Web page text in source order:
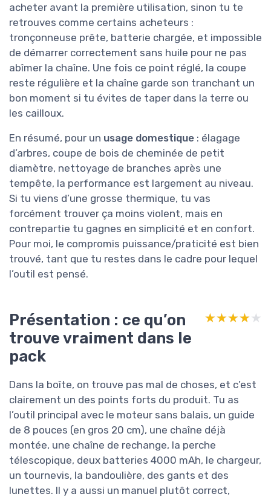
acheter avant la première utilisation, sinon tu te
retrouves comme certains acheteurs :
tronçonneuse prête, batterie chargée, et impossible
de démarrer correctement sans huile pour ne pas
abîmer la chaîne. Une fois ce point réglé, la coupe
reste régulière et la chaîne garde son tranchant un
bon moment si tu évites de taper dans la terre ou
les cailloux.
En résumé, pour un usage domestique : élagage
d’arbres, coupe de bois de cheminée de petit
diamètre, nettoyage de branches après une
tempête, la performance est largement au niveau.
Si tu viens d’une grosse thermique, tu vas
forcément trouver ça moins violent, mais en
contrepartie tu gagnes en simplicité et en confort.
Pour moi, le compromis puissance/praticité est bien
trouvé, tant que tu restes dans le cadre pour lequel
l’outil est pensé.
Présentation : ce qu’on
trouve vraiment dans le
pack
★★★★★
★★★★★
Dans la boîte, on trouve pas mal de choses, et c’est
clairement un des points forts du produit. Tu as
l’outil principal avec le moteur sans balais, un guide
de 8 pouces (en gros 20 cm), une chaîne déjà
montée, une chaîne de rechange, la perche
télescopique, deux batteries 4000 mAh, le chargeur,
un tournevis, la bandoulière, des gants et des
lunettes. Il y a aussi un manuel plutôt correct,